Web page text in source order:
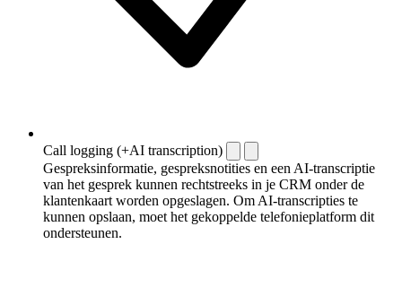
Call logging (+AI transcription)
Gespreksinformatie, gespreksnotities en een AI-transcriptie
van het gesprek kunnen rechtstreeks in je CRM onder de
klantenkaart worden opgeslagen. Om AI-transcripties te
kunnen opslaan, moet het gekoppelde telefonieplatform dit
ondersteunen.